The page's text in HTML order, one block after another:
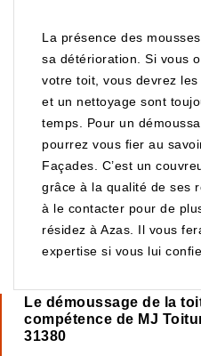
La présence des
sa détérioration. Si vous
votre toit, vous devrez
et un nettoyage sont
temps. Pour un
pourrez vous fier au
Façades. C’est un
grâce à la qualité de ses
à le contacter pour de
résidez à Azas. Il vous
expertise si vous lui
Le démoussage de la
compétence de MJ
31380